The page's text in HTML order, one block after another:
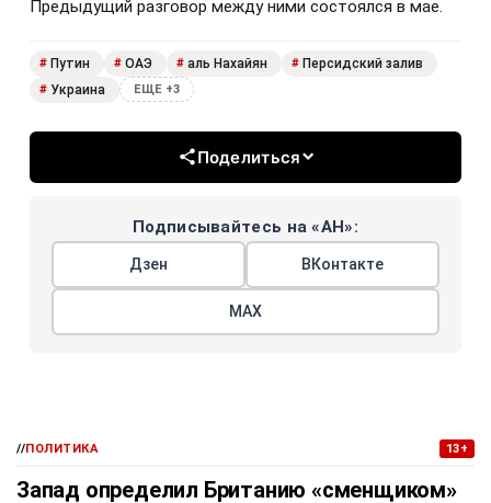
Предыдущий разговор между ними состоялся в мае.
# Путин # ОАЭ # аль Нахайян # Персидский залив
# Украина ЕЩЕ +3
Поделиться
Подписывайтесь на «АН»:
Дзен ВКонтакте
МАХ
//ПОЛИТИКА 13+
Запад определил Британию «сменщиком»